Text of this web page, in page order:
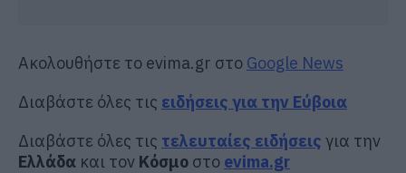
Ακολουθήστε το evima.gr στο Google News
Διαβάστε όλες τις ειδήσεις για την Εύβοια
Διαβάστε όλες τις τελευταίες ειδήσεις για την
Ελλάδα και τον Κόσμο στο evima.gr